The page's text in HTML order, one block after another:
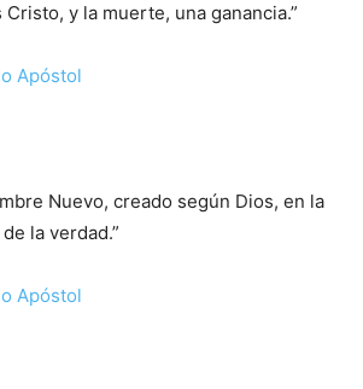
Cristo, y la muerte, una ganancia.”
Apóstol
Nuevo, creado según Dios, en la
la verdad.”
Apóstol